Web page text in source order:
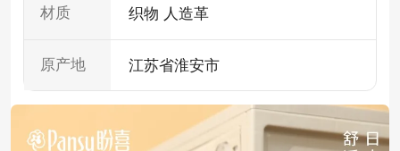
材质 织物 人造革
原产地 江苏省淮安市